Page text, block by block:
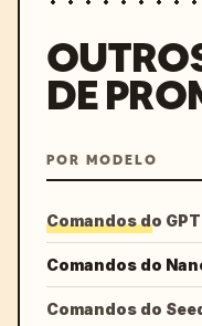
DE
POR MODELO
Comandos do
Comandos do
Comandos do